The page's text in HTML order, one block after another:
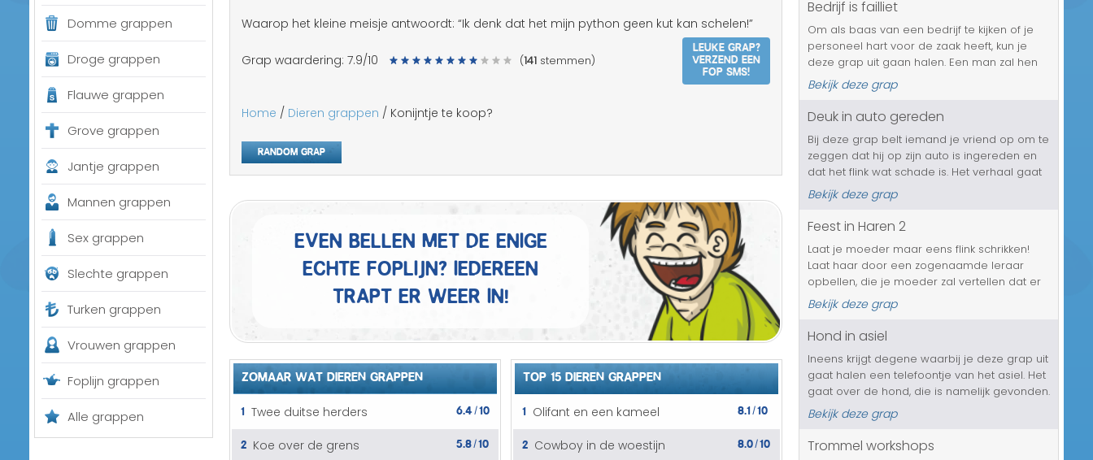
Droge grappen
Flauwe grappen
Slechte grappen
Turken grappen
Vrouwen grappen
Zakelijk/Studie
Geld/Belasting
Buurt/Gemeente
Pakket/Bestelling
Transport/Verkeer
Kerst/Sinterklaas
Diversen/Andere
Domme grappen
Droge grappen
Flauwe grappen
Grove grappen
Jantje grappen
Mannen grappen
Sex grappen
Slechte grappen
Turken grappen
Vrouwen grappen
Foplijn grappen
Alle grappen
Waarop het kleine meisje antwoordt: “Ik denk dat het mijn python geen kut kan schelen!”
Grap waardering: 7.9/10 (141 stemmen)
Leuke grap?
Verzend een
fop SMS!
Home / Dieren grappen / Konijntje te koop?
Random grap
Even bellen met de enige
echte foplijn? Iedereen
trapt er weer in!
ZOMAAR WAT DIEREN GRAPPEN
1 Twee duitse herders 6.4/10
2 Koe over de grens 5.8/10
TOP 15 DIEREN GRAPPEN
1 Olifant en een kameel 8.1/10
2 Cowboy in de woestijn 8.0/10
Bedrijf is failliet
Om als baas van een bedrijf te kijken of je
personeel hart voor de zaak heeft, kun je
deze grap uit gaan halen. Een man zal hen
namelijk op gaan bellen met de mededeling
dat het bedrijf al ruim een week failliet is. En
ze mogen niets tegen ...
Bekijk deze grap
Deuk in auto gereden
Bij deze grap belt iemand je vriend op om te
zeggen dat hij op zijn auto is ingereden en
dat het flink wat schade is. Het verhaal gaat
wat verder en ineens zegt de beller dat hij
toch niet van plan is om voor de kosten voor
de reparatie op ...
Bekijk deze grap
Feest in Haren 2
Laat je moeder maar eens flink schrikken!
Laat haar door een zogenaamde leraar
opbellen, die je moeder zal vertellen dat er
op jouw Facebook pagina een oproep staat
voor een groot feest, in je eigen huis. En het
is een openbare oproep, dus ...
Bekijk deze grap
Hond in asiel
Ineens krijgt degene waarbij je deze grap uit
gaat halen een telefoontje van het asiel. Het
gaat over de hond, die is namelijk gevonden.
Volgens de ingebrachte chip is het zijn/haar
hond en zal deze dan ook afgeleverd
worden op het aangegev...
Bekijk deze grap
Trommel workshops